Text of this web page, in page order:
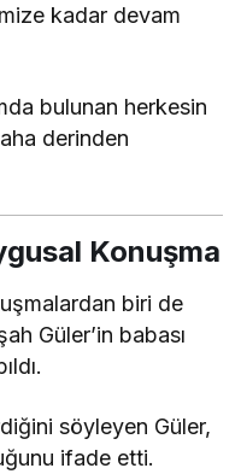
kadar devam
bulunan herkesin
derinden
Konuşma
biri de
Güler’in babası
söyleyen Güler,
ifade etti.